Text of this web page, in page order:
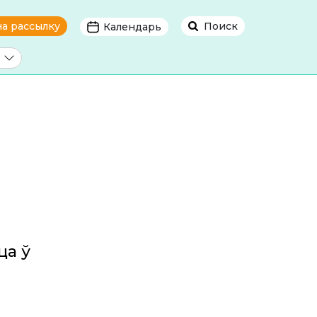
рассылку Календарь Поиск
ў